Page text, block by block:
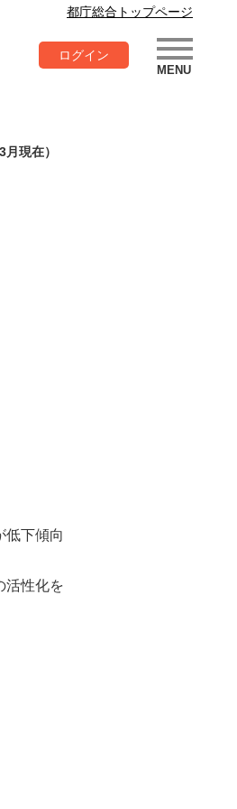
都庁総合トップページ
ログイン
月現在）
低下傾向
活性化を